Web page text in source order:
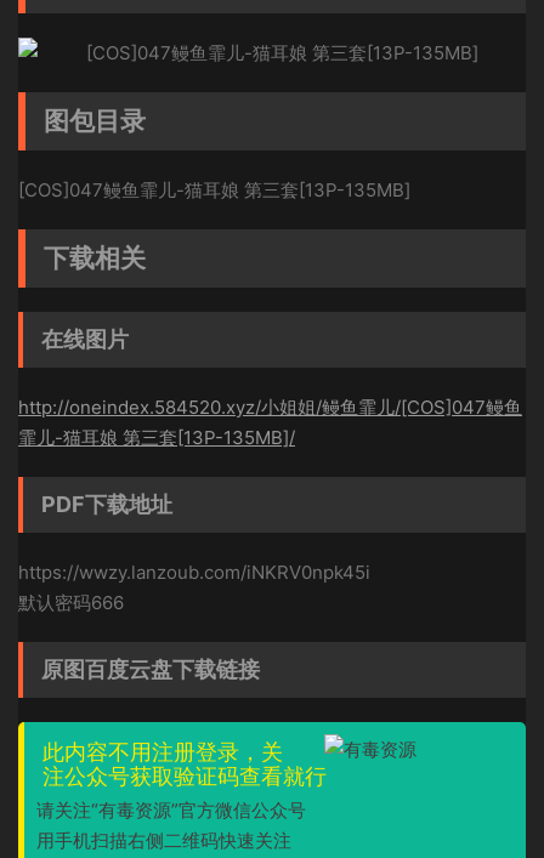
图包目录
[COS]047鳗鱼霏儿-猫耳娘 第三套[13P-135MB]
下载相关
在线图片
http://oneindex.584520.xyz/小姐姐/鳗鱼霏儿/[COS]047鳗鱼
霏儿-猫耳娘 第三套[13P-135MB]/
PDF下载地址
https://wwzy.lanzoub.com/iNKRV0npk45i
默认密码666
原图百度云盘下载链接
此内容不用注册登录，关
注公众号获取验证码查看就行
请关注“有毒资源”官方微信公众号
用手机扫描右侧二维码快速关注